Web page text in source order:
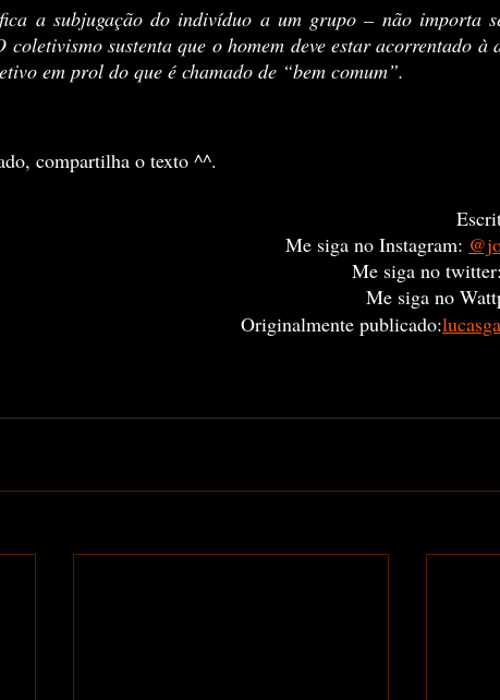
a subjugação do indivíduo a um grupo – não importa
coletivismo sustenta que o homem deve estar acorrentado à
em prol do que é chamado de “bem comum”.
compartilha o texto ^^.
Me siga no Instagram:
Me siga no twitter:
Me siga no
Originalmente publicado: